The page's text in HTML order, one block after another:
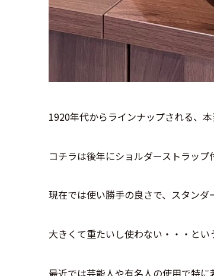
1920年代からラインナップされる、
コチラは後年にショルダーストラップ
現在では使い勝手の良さで、スタン
大きくて重たいし使わない・・・と
最近では芸能人や有名人の使用で特に